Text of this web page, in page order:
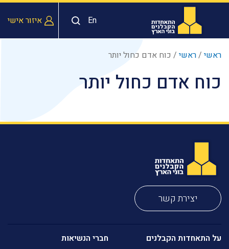
En איזור אישי
ראשי /ראשי / כוח אדם כחול יותר
כוח אדם כחול יותר
יצירת קשר
על התאחדות הקבלנים
חברי הנשיאות